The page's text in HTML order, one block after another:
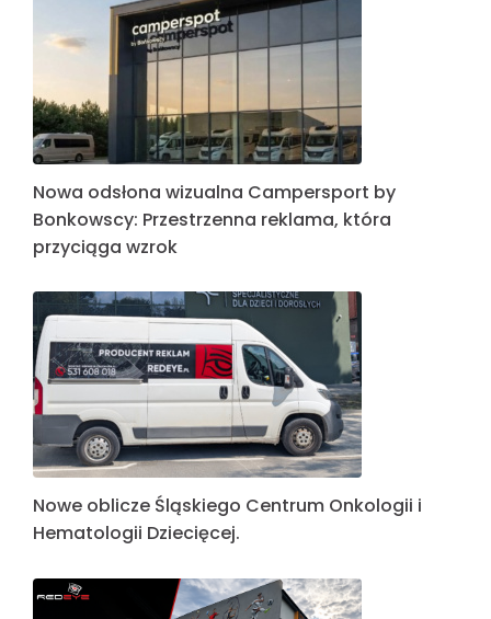
Nowa odsłona wizualna Campersport by
Bonkowscy: Przestrzenna reklama, która
przyciąga wzrok
Nowe oblicze Śląskiego Centrum Onkologii i
Hematologii Dziecięcej.